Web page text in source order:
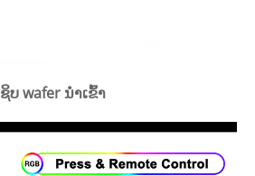
ຊິບ wafer ນໍາເຂົ້າ